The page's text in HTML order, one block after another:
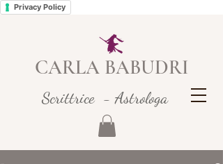
Privacy Policy
CARLA BABUDRI
Scrittrice - Astrologa